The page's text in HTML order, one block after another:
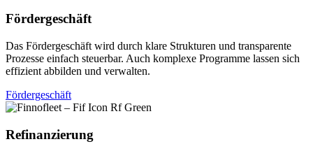
Fördergeschäft
Das Fördergeschäft wird durch klare Strukturen und transparente
Prozesse einfach steuerbar. Auch komplexe Programme lassen sich
effizient abbilden und verwalten.
Fördergeschäft
Refinanzierung